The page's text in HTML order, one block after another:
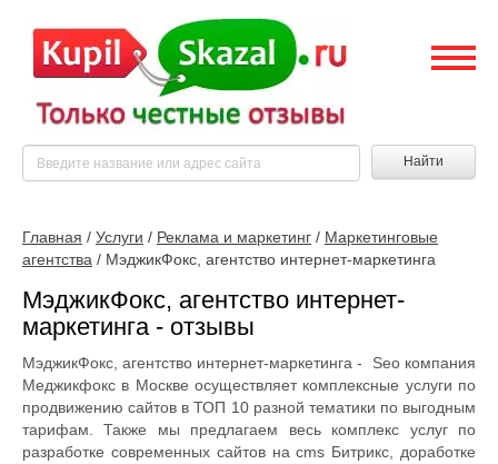
Найти
Главная / Услуги / Реклама и маркетинг / Маркетинговые
агентства / МэджикФокс, агентство интернет-маркетинга
МэджикФокс, агентство интернет-
маркетинга - отзывы
МэджикФокс, агентство интернет-маркетинга - Seo компания
Меджикфокс в Москве осуществляет комплексные услуги по
продвижению сайтов в ТОП 10 разной тематики по выгодным
тарифам. Также мы предлагаем весь комплекс услуг по
разработке современных сайтов на cms Битрикс, доработке